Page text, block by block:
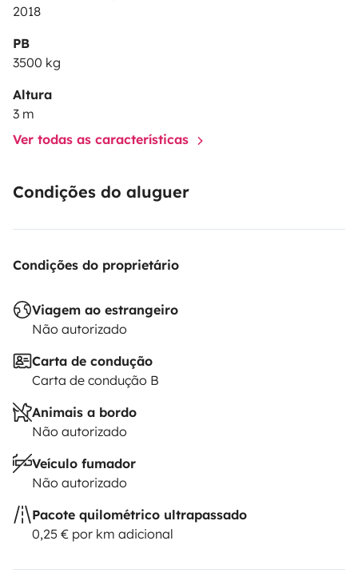
2018
PB
3500 kg
Altura
3 m
Ver todas as características
Condições do aluguer
Condições do proprietário
Viagem ao estrangeiro
Não autorizado
Carta de condução
Carta de condução B
Animais a bordo
Não autorizado
Veículo fumador
Não autorizado
Pacote quilométrico ultrapassado
0,25 € por km adicional